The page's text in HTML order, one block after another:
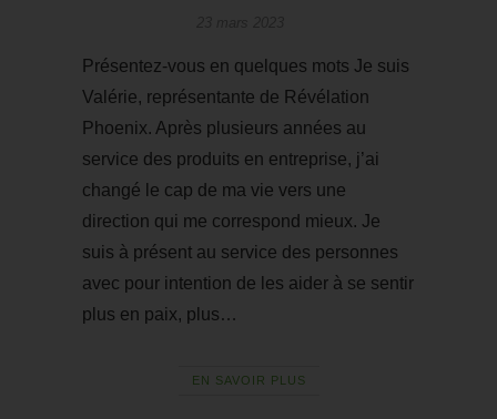
Présentez-vous en quelques mots Je suis
Valérie, représentante de Révélation
Phoenix. Après plusieurs années au
service des produits en entreprise, j’ai
changé le cap de ma vie vers une
direction qui me correspond mieux. Je
suis à présent au service des personnes
avec pour intention de les aider à se sentir
plus en paix, plus…
EN SAVOIR PLUS